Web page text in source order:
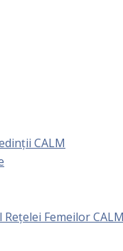
CALM
Femeilor CALM